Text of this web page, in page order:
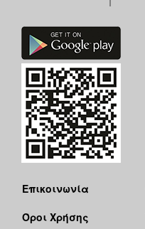
Επικοινωνία
Όροι Χρήσης